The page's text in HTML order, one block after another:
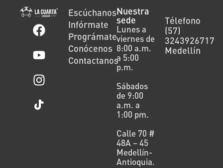
Escúchanos
Infórmate
Prográmate
Conócenos
Contactanos
Nuestra
sede
Lunes a
viernes de
8:00 a.m.
a 5:00
p.m.
Sábados
de 9:00
a.m. a
1:00 pm.
Calle 70 #
48A – 45
Medellín-
Antioquia.
Télefono
(57)
3243926717
Medellín